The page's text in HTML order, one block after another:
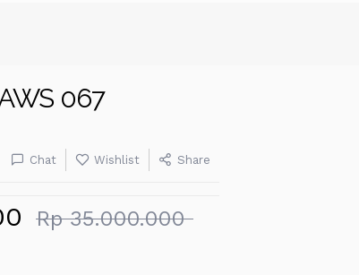
067
Chat Wishlist Share
Rp 35.000.000